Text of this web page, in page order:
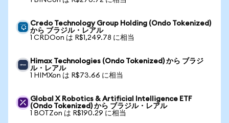
Credo Technology Group Holding (Ondo Tokenized)
から ブラジル・レアル
1 CRDOon は R$1,249.78 に相当
Himax Technologies (Ondo Tokenized) から ブラジ
ル・レアル
1 HIMXon は R$73.66 に相当
Global X Robotics & Artificial Intelligence ETF
(Ondo Tokenized) から ブラジル・レアル
1 BOTZon は R$190.29 に相当